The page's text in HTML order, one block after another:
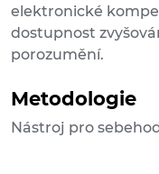
elektronické
dostupnost
porozumění.
Metodologie
Nástroj pro